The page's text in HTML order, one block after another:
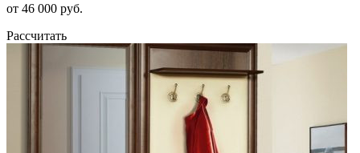
от 46 000 руб.
Рассчитать